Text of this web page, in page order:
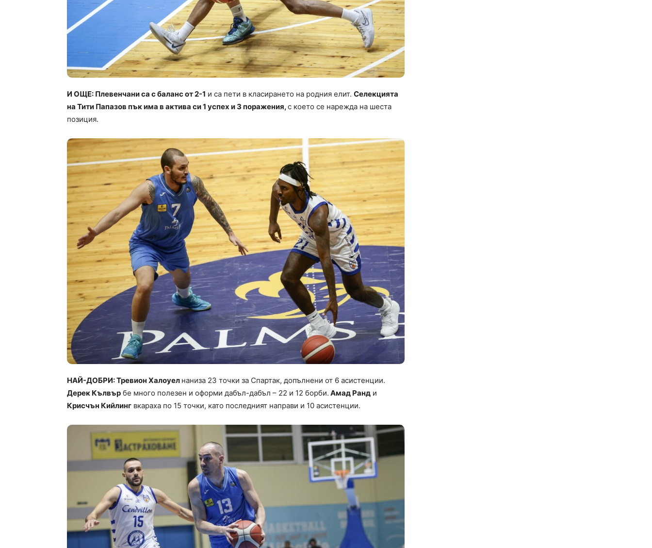
И ОЩЕ: Плевенчани са с баланс от 2-1 и са пети в класирането на родния елит. Селекцията
на Тити Папазов пък има в актива си 1 успех и 3 поражения,с което се нарежда на шеста
позиция.
НАЙ-ДОБРИ: Тревион Халоуел наниза 23 точки за Спартак, допълнени от 6 асистенции.
Дерек Кълвър бе много полезен и оформи дабъл-дабъл – 22 и 12 борби. Амад Ранд и
Крисчън Кийлинг вкараха по 15 точки, като последният направи и 10 асистенции.